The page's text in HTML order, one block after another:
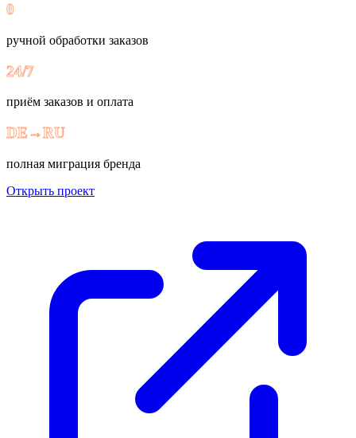
0
ручной обработки заказов
24/7
приём заказов и оплата
DE→RU
полная миграция бренда
Открыть проект